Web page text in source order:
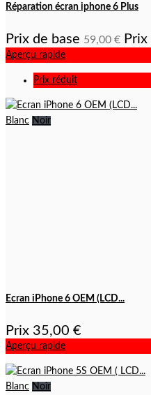
Réparation écran iphone 6 Plus
Prix de base 59,00 € Prix
Aperçu rapide
Prix réduit
Blanc Noir
Ecran iPhone 6 OEM (LCD...
Prix 35,00 €
Aperçu rapide
Blanc Noir